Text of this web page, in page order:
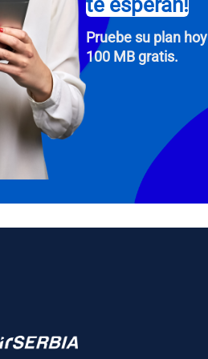
To
Then,
in
te esperan!
Pruebe su plan
100 MB gratis.